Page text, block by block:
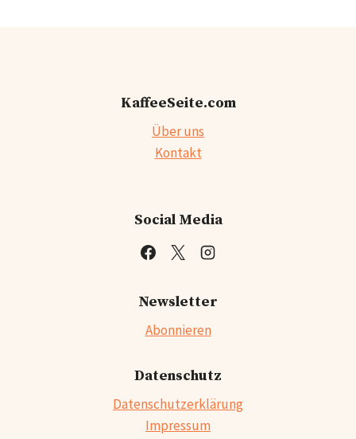
KaffeeSeite.com
Über uns
Kontakt
Social Media
Newsletter
Abonnieren
Datenschutz
Datenschutzerklärung
Impressum